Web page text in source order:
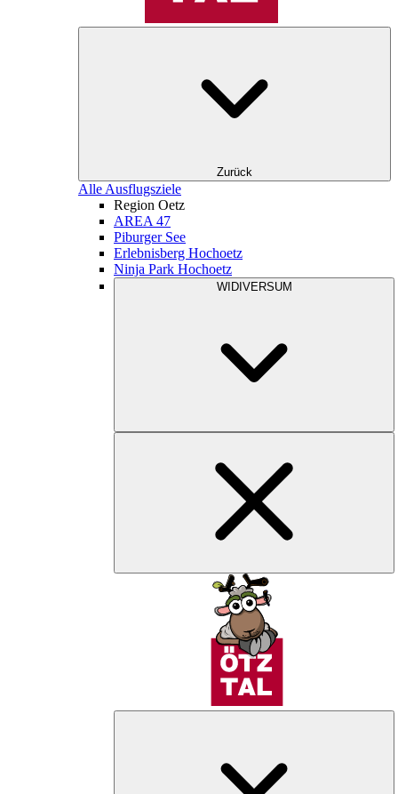
Zurück
Alle Ausflugsziele
Region Oetz
AREA 47
Piburger See
Erlebnisberg Hochoetz
Ninja Park Hochoetz
WIDIVERSUM